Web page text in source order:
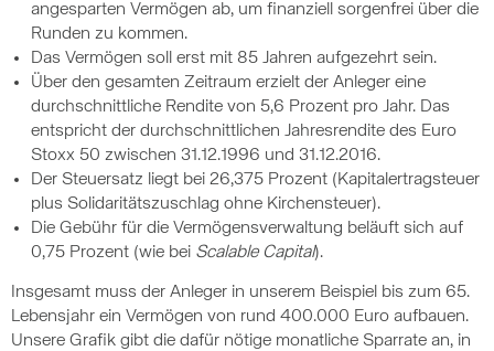
angesparten Vermögen ab, um finanziell sorgenfrei über die
Runden zu kommen.
Das Vermögen soll erst mit 85 Jahren aufgezehrt sein.
Über den gesamten Zeitraum erzielt der Anleger eine
durchschnittliche Rendite von 5,6 Prozent pro Jahr. Das
entspricht der durchschnittlichen Jahresrendite des Euro
Stoxx 50 zwischen 31.12.1996 und 31.12.2016.
Der Steuersatz liegt bei 26,375 Prozent (Kapitalertragsteuer
plus Solidaritätszuschlag ohne Kirchensteuer).
Die Gebühr für die Vermögensverwaltung beläuft sich auf
0,75 Prozent (wie bei Scalable Capital).
Insgesamt muss der Anleger in unserem Beispiel bis zum 65.
Lebensjahr ein Vermögen von rund 400.000 Euro aufbauen.
Unsere Grafik gibt die dafür nötige monatliche Sparrate an, in